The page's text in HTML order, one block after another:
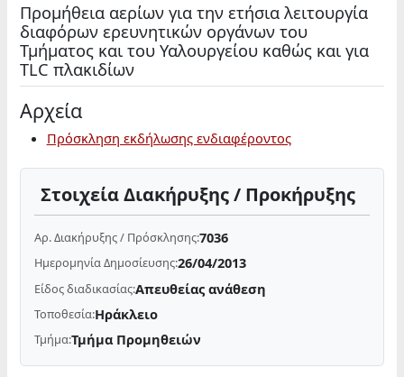
Προμήθεια αερίων για την ετήσια λειτουργία
διαφόρων ερευνητικών οργάνων του
Τμήματος και του Υαλουργείου καθώς και για
TLC πλακιδίων
Αρχεία
Πρόσκληση εκδήλωσης ενδιαφέροντος
Στοιχεία Διακήρυξης / Προκήρυξης
Αρ. Διακήρυξης / Πρόσκλησης:7036
Ημερομηνία Δημοσίευσης:26/04/2013
Είδος διαδικασίας:Απευθείας ανάθεση
Τοποθεσία:Ηράκλειο
Τμήμα:Τμήμα Προμηθειών